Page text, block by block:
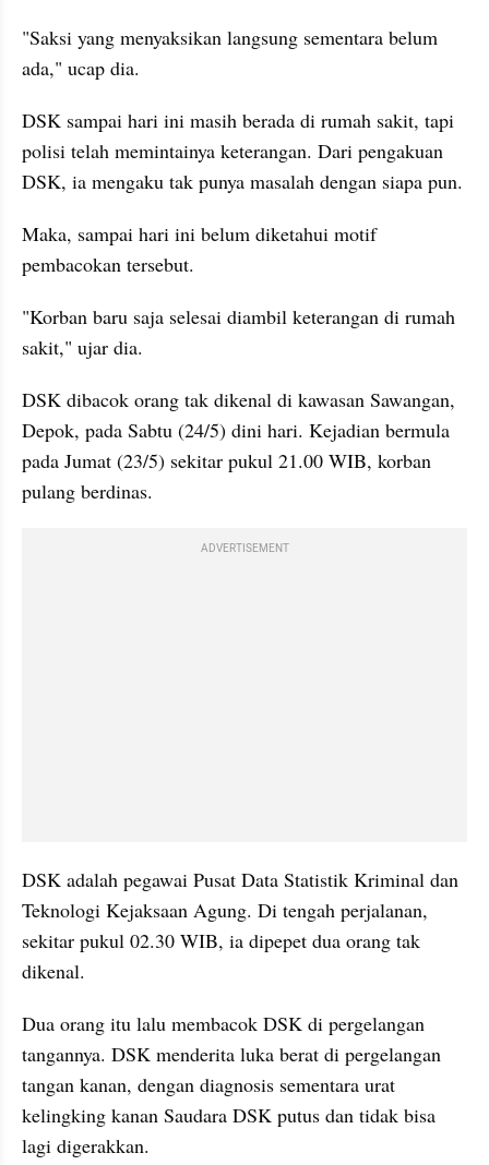
"Saksi yang menyaksikan langsung sementara belum
ada," ucap dia.
DSK sampai hari ini masih berada di rumah sakit, tapi
polisi telah memintainya keterangan. Dari pengakuan
Maka, sampai hari ini belum diketahui motif
pembacokan tersebut.
"Korban baru saja selesai diambil keterangan di rumah
sakit," ujar dia.
DSK dibacok orang tak dikenal di kawasan Sawangan,
Depok, pada Sabtu (24/5) dini hari. Kejadian bermula
pada Jumat (23/5) sekitar pukul 21.00 WIB, korban
pulang berdinas.
ADVERTISEMENT
DSK adalah pegawai Pusat Data Statistik Kriminal dan
Teknologi Kejaksaan Agung. Di tengah perjalanan,
sekitar pukul 02.30 WIB, ia dipepet dua orang tak
dikenal.
Dua orang itu lalu membacok DSK di pergelangan
tangannya. DSK menderita luka berat di pergelangan
tangan kanan, dengan diagnosis sementara urat
kelingking kanan Saudara DSK putus dan tidak bisa
lagi digerakkan.